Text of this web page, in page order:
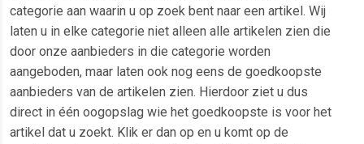
categorie aan waarin u op zoek bent naar een artikel. Wij
laten u in elke categorie niet alleen alle artikelen zien die
door onze aanbieders in die categorie worden
aangeboden, maar laten ook nog eens de goedkoopste
aanbieders van de artikelen zien. Hierdoor ziet u dus
direct in één oogopslag wie het goedkoopste is voor het
artikel dat u zoekt. Klik er dan op en u komt op de